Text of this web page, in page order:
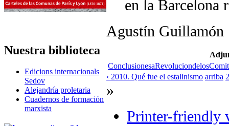
Nuestra biblioteca
Edicions internacionals
Sedov
Alejandría proletaria
Cuadernos de formación
marxista
en la Barcelona
Agustín Guillamón
‹ 2010. Qué fue el estalinismo arriba
»
Printer-friendly